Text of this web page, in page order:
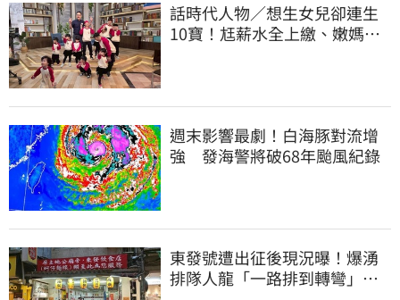
話時代人物／想生女兒卻連生
10寶！尪薪水全上繳、嫩媽吐
週末影響最劇！白海豚對流增
強 發海警將破68年颱風紀錄
東發號遭出征後現況曝！爆湧
排隊人龍「一路排到轉彎」